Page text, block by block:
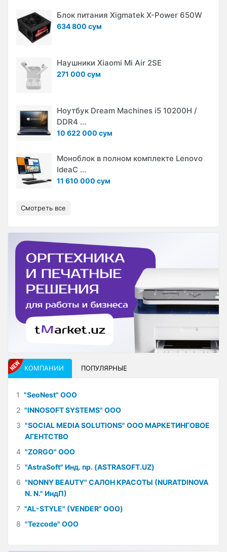
Блок питания Xigmatek X-Power 650W
634 800 сум
Наушники Xiaomi Mi Air 2SE
271 000 сум
Ноутбук Dream Machines i5 10200H /
DDR4 ...
10 622 000 сум
Моноблок в полном комплекте Lenovo
IdeaC ...
11 610 000 сум
Смотреть все
КОМПАНИИ ПОПУЛЯРНЫЕ
1 "SeoNest" ООО
2 "INNOSOFT SYSTEMS" ООО
3 "SOCIAL MEDIA SOLUTIONS" ООО МАРКЕТИНГОВОЕ
АГЕНТСТВО
4 "ZORGO" ООО
5 "AstraSoft" Инд. пр. (ASTRASOFT.UZ)
6 "NONNY BEAUTY" САЛОН КРАСОТЫ (NURATDINOVA
N. N." ИндП)
7 "AL-STYLE" (VENDER" ООО)
8 "Tezcode" ООО